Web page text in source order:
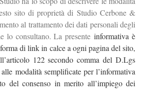
sito di proprietà di Studio Cerbone &
al trattamento dei dati personali degli
lo consultano. La presenteinformativa è
di link in calce a ogni pagina del sito,
122 secondo comma del D.Lgs
modalità semplificate per l’informativa
del consenso in merito all’impiego dei